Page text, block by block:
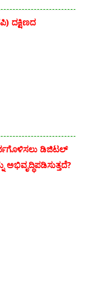
ದಕ್ಷಿಣದ
ಡಿಜಿಟಲ್